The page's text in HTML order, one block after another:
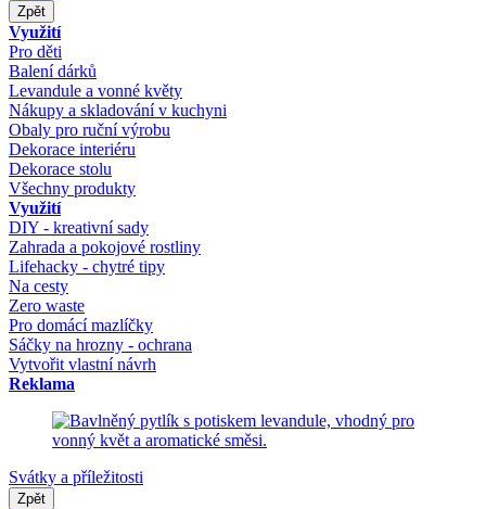
Zpět
Využití
Pro děti
Balení dárků
Levandule a vonné květy
Nákupy a skladování v kuchyni
Obaly pro ruční výrobu
Dekorace interiéru
Dekorace stolu
Všechny produkty
Využití
DIY - kreativní sady
Zahrada a pokojové rostliny
Lifehacky - chytré tipy
Na cesty
Zero waste
Pro domácí mazlíčky
Sáčky na hrozny - ochrana
Vytvořit vlastní návrh
Reklama
Svátky a příležitosti
Zpět